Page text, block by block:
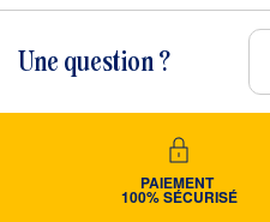
Une question ?
PAIEMENT
100% SÉCURISÉ